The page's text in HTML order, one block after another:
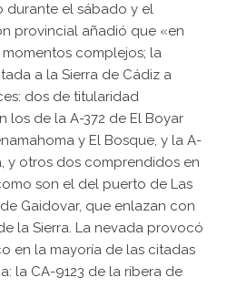
durante el sábado y el
provincial añadió que «en
complejos; la
a la Sierra de Cádiz a
dos de titularidad
los de la A-372 de El Boyar
y El Bosque, y la A-
y otros dos comprendidos en
son el del puerto de Las
Gaidovar, que enlazan con
la Sierra. La nevada provocó
en la mayoría de las citadas
la CA-9123 de la ribera de